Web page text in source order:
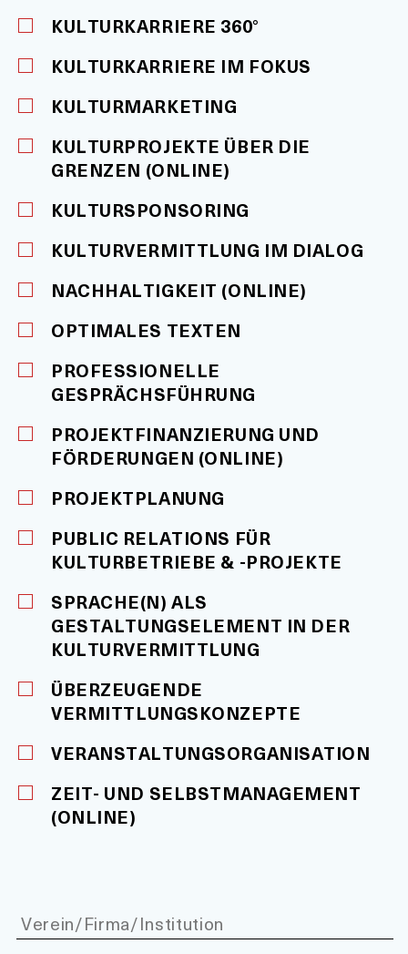
KULTURKARRIERE 360°
KULTURKARRIERE IM FOKUS
KULTURMARKETING
KULTURPROJEKTE ÜBER DIE
GRENZEN (ONLINE)
KULTURSPONSORING
KULTURVERMITTLUNG IM DIALOG
NACHHALTIGKEIT (ONLINE)
OPTIMALES TEXTEN
PROFESSIONELLE
GESPRÄCHSFÜHRUNG
PROJEKTFINANZIERUNG UND
FÖRDERUNGEN (ONLINE)
PROJEKTPLANUNG
PUBLIC RELATIONS FÜR
KULTURBETRIEBE & -PROJEKTE
SPRACHE(N) ALS
GESTALTUNGSELEMENT IN DER
KULTURVERMITTLUNG
ÜBERZEUGENDE
VERMITTLUNGSKONZEPTE
VERANSTALTUNGSORGANISATION
ZEIT- UND SELBSTMANAGEMENT
(ONLINE)